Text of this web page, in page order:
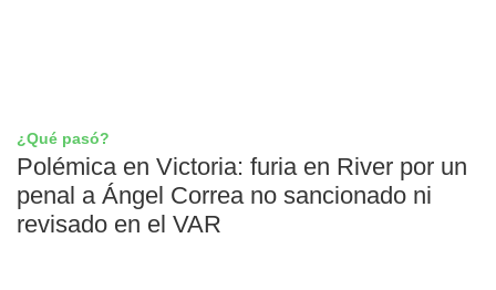
¿Qué pasó?
Polémica en Victoria: furia en River por un
penal a Ángel Correa no sancionado ni
revisado en el VAR